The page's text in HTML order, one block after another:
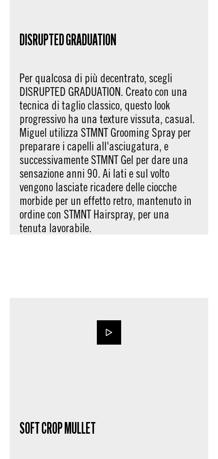
DISRUPTED GRADUATION
Per qualcosa di più decentrato, scegli
DISRUPTED GRADUATION. Creato con una
tecnica di taglio classico, questo look
progressivo ha una texture vissuta, casual.
Miguel utilizza STMNT Grooming Spray per
preparare i capelli all'asciugatura, e
successivamente STMNT Gel per dare una
sensazione anni 90. Ai lati e sul volto
vengono lasciate ricadere delle ciocche
morbide per un effetto retro, mantenuto in
ordine con STMNT Hairspray, per una
tenuta lavorabile.
SOFT CROP MULLET